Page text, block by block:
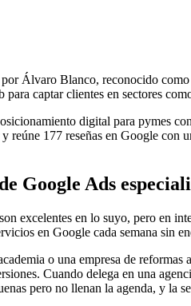
Álvaro Blanco, reconocido
captar clientes en sectores
digital para pymes
177 reseñas en Google
Google Ads
excelentes en lo suyo, pero en
en Google cada semana sin
o una empresa de
Cuando delega en una
pero no llenan la agenda, y la